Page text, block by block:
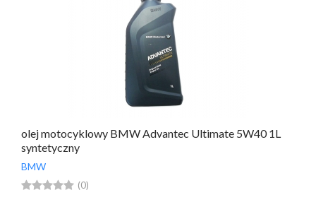
olej motocyklowy BMW Advantec Ultimate 5W40 1L
syntetyczny
BMW
 (0)